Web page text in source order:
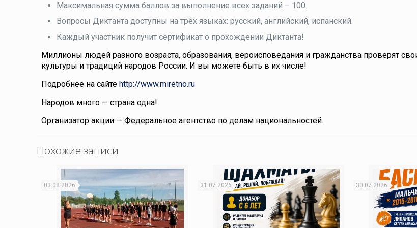
Максимальная сумма баллов за выполнение всех заданий – 100.
Вопросы Диктанта доступны на трёх языках: русский, английский, испанский.
Каждый участник получит сертификат о прохождении Диктанта!
Миллионы людей разного возраста, образования, вероисповедания и гражданства проверят
культуры и традиций народов России. И вы можете быть в их числе!
Подробнее на сайтеhttp://www.miretno.ru
Народов много — страна одна!
Организатор акции — Федеральное агентство по делам национальностей.
Похожие записи
03.08.2026 31.07.2026 30.07.2026